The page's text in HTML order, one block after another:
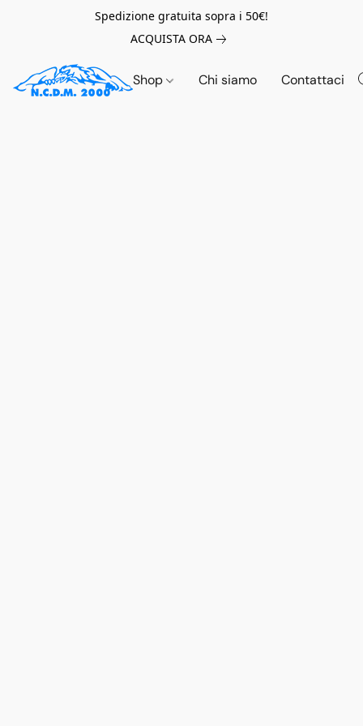
Spedizione gratuita sopra i 50€!
ACQUISTA ORA
Shop Chi siamo Contattaci